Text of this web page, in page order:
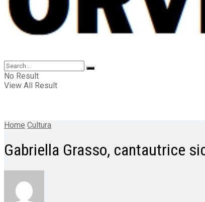
No Result
View All Result
Home Cultura
Gabriella Grasso, cantautrice